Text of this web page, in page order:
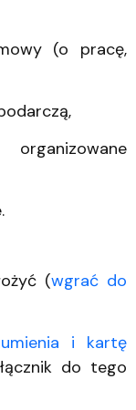
(o pracę,
(wgrać do
i kartę
do tego